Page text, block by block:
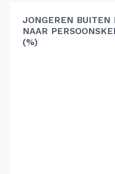
JONGEREN BUITEN
NAAR
(%)